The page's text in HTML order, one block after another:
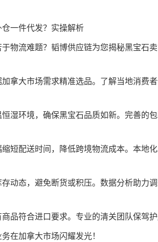
一件代发？实操解析
物流难题？韬博供应链为您揭秘黑宝石
拿大市场需求精准选品。了解当地消费
湿环境，确保黑宝石品质如新。完善的
短配送时间，降低跨境物流成本。本地
动态，避免断货或积压。数据分析助力
品符合进口要求。专业的清关团队保驾护
在加拿大市场闪耀发光！